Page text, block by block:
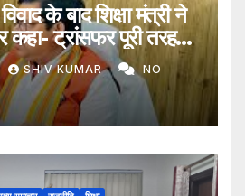
के बाद शिक्षा मंत्री ने
ट्रांसफर पूरी तरह
SHIV KUMAR NO